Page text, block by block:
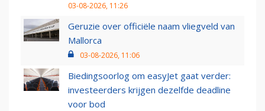
03-08-2026, 11:26
Geruzie over officiële naam vliegveld van
Mallorca
03-08-2026, 11:06
Biedingsoorlog om easyJet gaat verder:
investeerders krijgen dezelfde deadline
voor bod